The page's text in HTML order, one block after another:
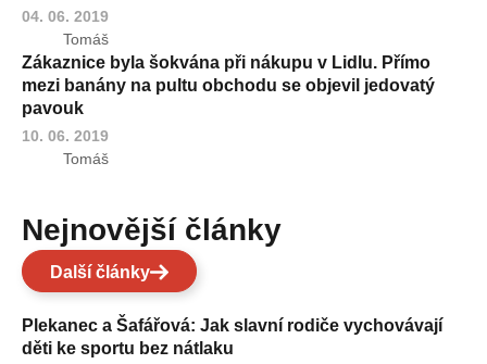
04. 06. 2019
Tomáš
Zákaznice byla šokvána při nákupu v Lidlu. Přímo
mezi banány na pultu obchodu se objevil jedovatý
pavouk
10. 06. 2019
Tomáš
Nejnovější články
Další články
Plekanec a Šafářová: Jak slavní rodiče vychovávají
děti ke sportu bez nátlaku